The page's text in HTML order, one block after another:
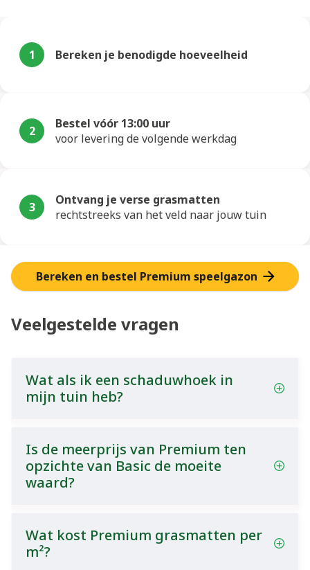
1 Bereken je benodigde hoeveelheid
2
Bestel vóór 13:00 uur
voor levering de volgende werkdag
3
Ontvang je verse grasmatten
rechtstreeks van het veld naar jouw tuin
Bereken en bestel Premium speelgazon
Veelgestelde vragen
Wat als ik een schaduwhoek in
mijn tuin heb?
Is de meerprijs van Premium ten
opzichte van Basic de moeite
waard?
Wat kost Premium grasmatten per
m²?